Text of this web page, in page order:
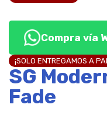
Compra vía
¡SOLO ENTREGAMOS A
SG
Fade